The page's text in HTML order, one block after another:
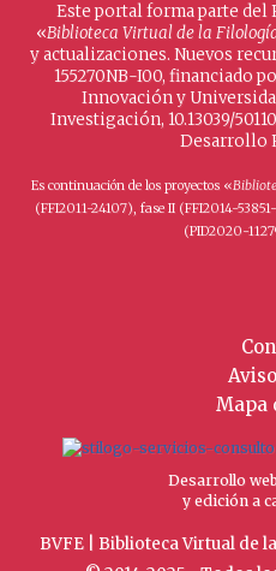
Este portal forma parte
«Biblioteca Virtual de la
y actualizaciones. Nuevos
155270NB-I00, financiado
Innovación y
Investigación, 10.13039/
Desarrollo
Es continuación de los proyectos «
(FFI2011-24107), fase II (FFI2014-
(PID2020-
Mapa
Desarrollo
y edición a
BVFE | Biblioteca Virtual de